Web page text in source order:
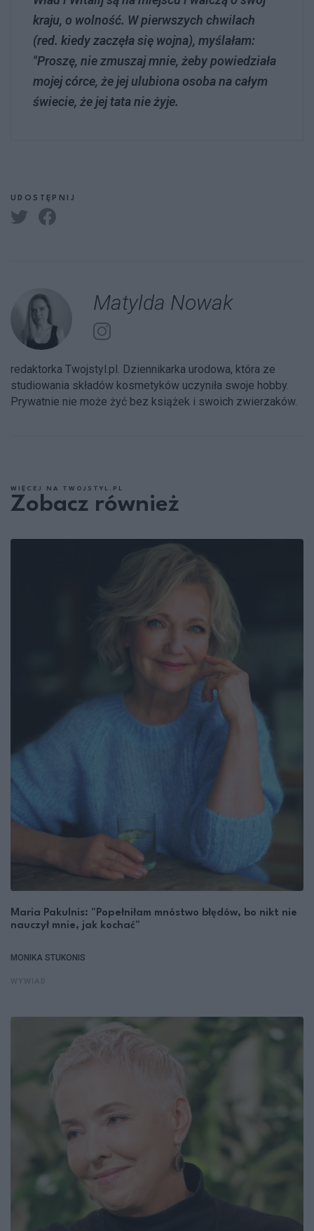
kraju, o wolność. W pierwszych chwilach
(red. kiedy zaczęła się wojna), myślałam:
"Proszę, nie zmuszaj mnie, żeby powiedziała
mojej córce, że jej ulubiona osoba na całym
świecie, że jej tata nie żyje.
UDOSTĘPNIJ
Matylda Nowak
redaktorka Twojstyl.pl. Dziennikarka urodowa, która ze
studiowania składów kosmetyków uczyniła swoje hobby.
Prywatnie nie może żyć bez książek i swoich zwierzaków.
WIĘCEJ NA TWOJSTYL.PL
Zobacz również
Maria Pakulnis: "Popełniłam mnóstwo błędów, bo nikt nie
nauczył mnie, jak kochać"
MONIKA STUKONIS